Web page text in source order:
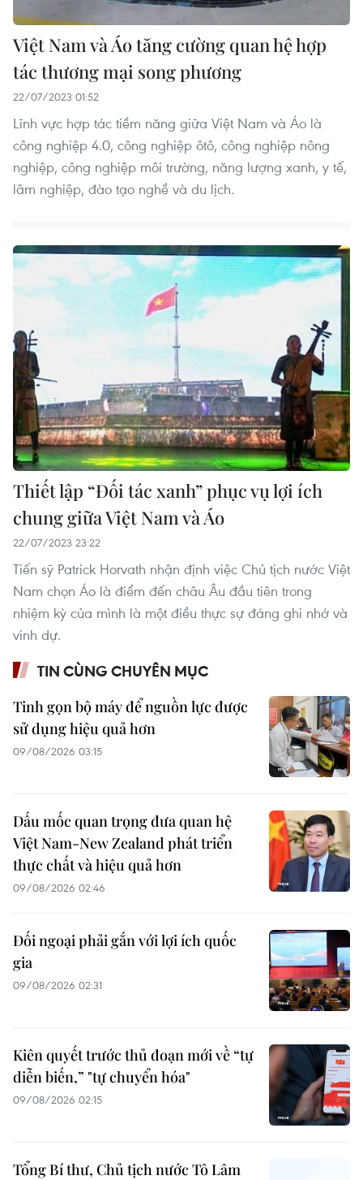
Việt Nam và Áo tăng cường quan hệ hợp
tác thương mại song phương
22/07/2023 01:52
Lĩnh vực hợp tác tiềm năng giữa Việt Nam và Áo là
công nghiệp 4.0, công nghiệp ôtô, công nghiệp nông
nghiệp, công nghiệp môi trường, năng lượng xanh, y tế,
lâm nghiệp, đào tạo nghề và du lịch.
Thiết lập “Đối tác xanh” phục vụ lợi ích
chung giữa Việt Nam và Áo
22/07/2023 23:22
Tiến sỹ Patrick Horvath nhận định việc Chủ tịch nước Việt
Nam chọn Áo là điểm đến châu Âu đầu tiên trong
nhiệm kỳ của mình là một điều thực sự đáng ghi nhớ và
vinh dự.
TIN CÙNG CHUYÊN MỤC
Tinh gọn bộ máy để nguồn lực được
sử dụng hiệu quả hơn
09/08/2026 03:15
Dấu mốc quan trọng đưa quan hệ
Việt Nam-New Zealand phát triển
thực chất và hiệu quả hơn
09/08/2026 02:46
Đối ngoại phải gắn với lợi ích quốc
gia
09/08/2026 02:31
Kiên quyết trước thủ đoạn mới về “tự
diễn biến,” "tự chuyển hóa"
09/08/2026 02:15
Tổng Bí thư, Chủ tịch nước Tô Lâm